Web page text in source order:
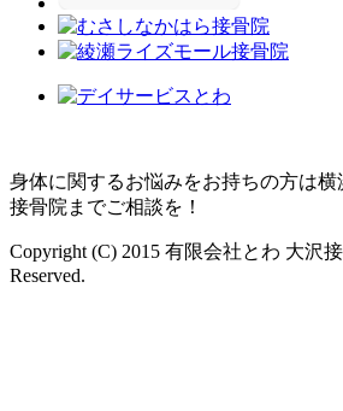
身体に関するお悩みをお持ちの方は
接骨院までご相談を！
Copyright (C) 2015 有限会社とわ 大沢
Reserved.